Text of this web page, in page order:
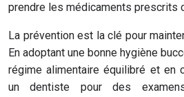
prendre les médicaments prescrits
La prévention est la clé pour
En adoptant une bonne hygiène
régime alimentaire équilibré et en
un dentiste pour des